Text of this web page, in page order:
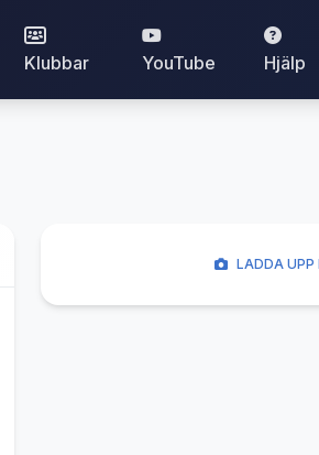
Klubbar YouTube Hjälp
LADDA UPP